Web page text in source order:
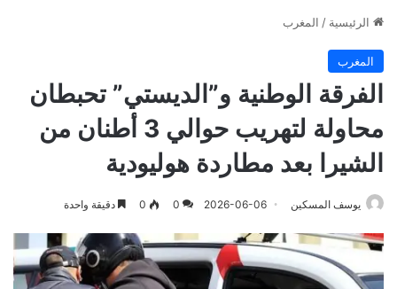
الرئيسية / المغرب
المغرب
الفرقة الوطنية و”الديستي” تحبطان
محاولة لتهريب حوالي 3 أطنان من
الشيرا بعد مطاردة هوليودية
يوسف المسكين 2026-06-06
0
0 دقيقة واحدة